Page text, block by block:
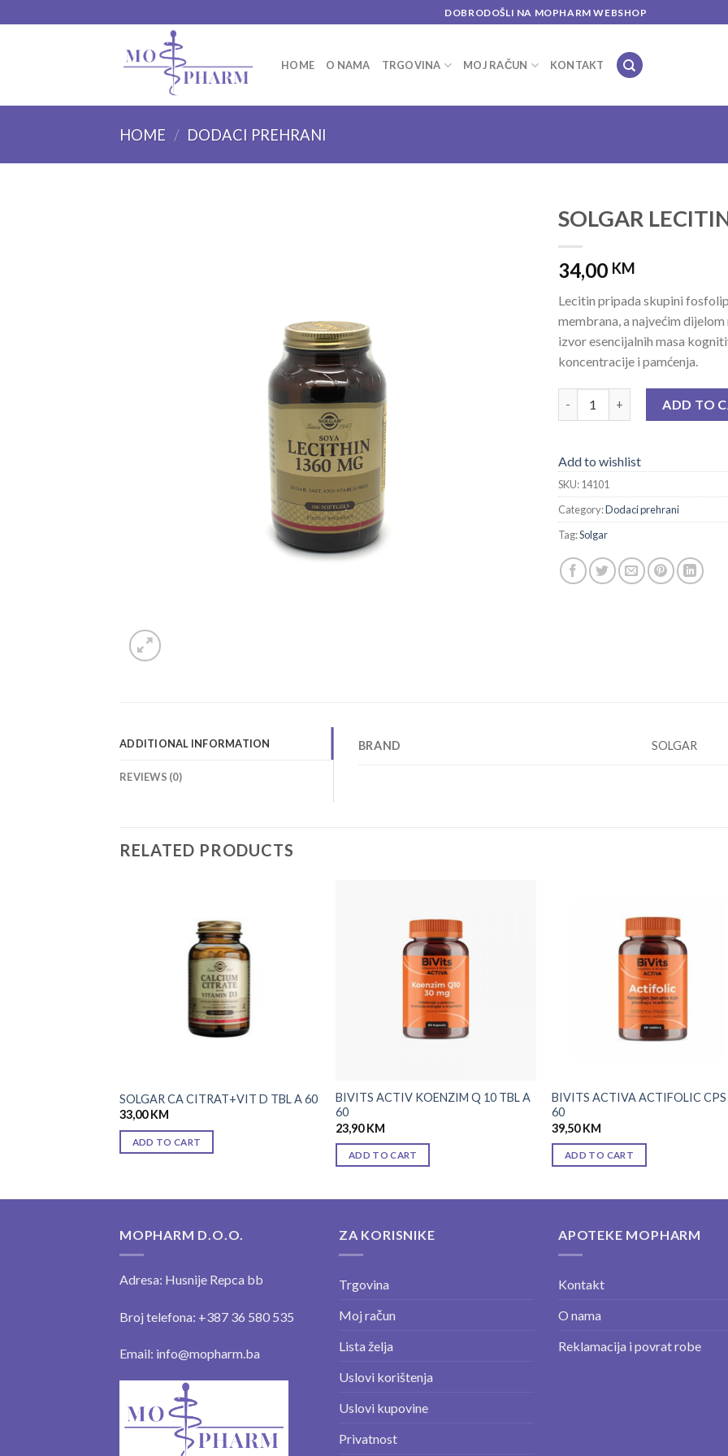
to
DOBRODOŠLI NA MOPHARM WEBSHOP
HOME O NAMA TRGOVINA MOJ RAČUN KONTAKT
HOME / DODACI PREHRANI
SOLGAR
34,00 KM
Lecitin pripada skupini
membrana, a najvećim
izvor esencijalnih masa
koncentracije i pamćenja.
ADD TO
Add to wishlist
SKU:14101
Category:Dodaci prehrani
Tag:Solgar
ADDITIONAL INFORMATION
REVIEWS (0)
BRAND SOLGAR
RELATED PRODUCTS
SOLGAR CA CITRAT+VIT D TBL A 60
33,00 KM
ADD TO CART
BIVITS ACTIV KOENZIM Q 10 TBL A
60
23,90KM
ADD TO CART
BIVITS ACTIVA ACTIFOLIC
60
39,50KM
ADD TO CART
MOPHARM D.O.O.
Adresa: Husnije Repca bb
Broj telefona: +387 36 580 535
Email: info@mopharm.ba
ZA KORISNIKE
Trgovina
Moj račun
Lista želja
Uslovi korištenja
Uslovi kupovine
Privatnost
APOTEKE MOPHARM
Kontakt
O nama
Reklamacija i povrat robe